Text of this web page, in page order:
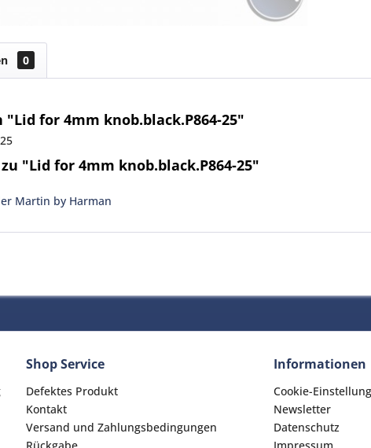
0
for 4mm knob.black.P864-25"
"Lid for 4mm knob.black.P864-25"
Martin by Harman
Shop Service
Defektes Produkt
Kontakt
Versand und Zahlungsbedingungen
Informationen
Cookie-
Newsletter
Datenschutz